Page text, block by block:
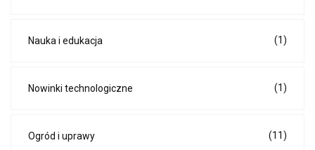
Nauka i edukacja (1)
Nowinki technologiczne (1)
Ogród i uprawy (11)